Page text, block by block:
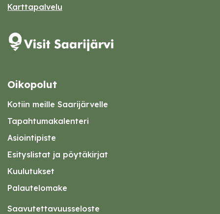
Karttapalvelu
Oikopolut
Kotiin meille Saarijärvelle
Tapahtumakalenteri
Asiointipiste
Esityslistat ja pöytäkirjat
Kuulutukset
Palautelomake
Saavutettavuusseloste